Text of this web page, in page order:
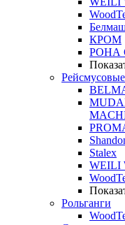
КРОМ
РОНА
Stalex
WEILI
Рольганги